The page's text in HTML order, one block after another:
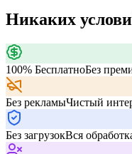
Никаких
100% БесплатноБез
Без рекламыЧистый
Без загрузокВся